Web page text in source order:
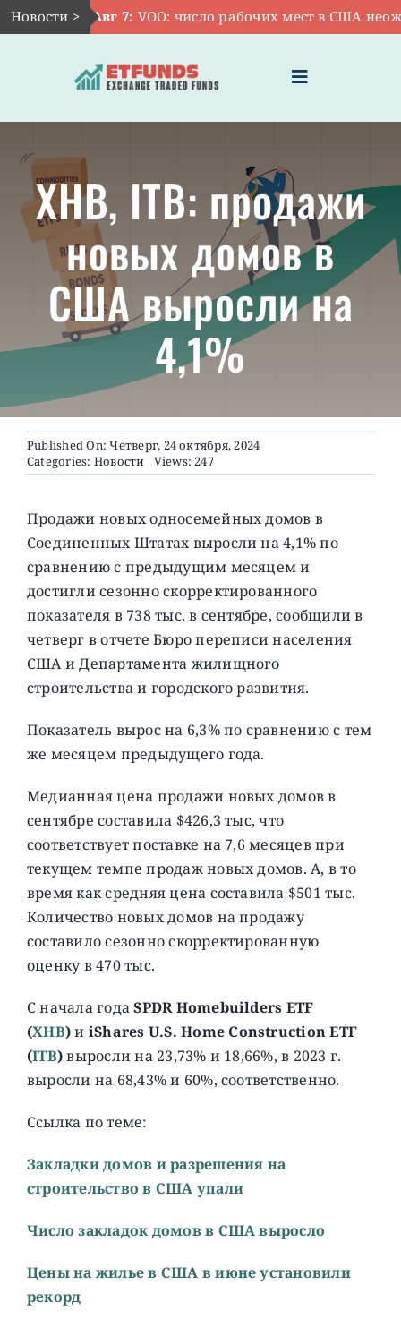
Skip
to
Новости >Авг 7: VOO: число рабочих мест в США
Toggle
Navigation
ГЛАВНАЯ
ЧТО ТАКОЕ ETF
ИНВЕСТИЦИИ В ETF
ТЕМАТИЧЕСКИЕ ETF
АКТУАЛЬНЫЕ
О ПРОЕКТЕ
XHB, ITB: продажи
новых домов в
США выросли на
4,1%
Published On: Четверг, 24 октября, 2024
Categories: Новости Views: 247
Продажи новых односемейных домов в
Соединенных Штатах выросли на 4,1% по
сравнению с предыдущим месяцем и
достигли сезонно скорректированного
показателя в 738 тыс. в сентябре, сообщили в
четверг в отчете Бюро переписи населения
США и Департамента жилищного
строительства и городского развития.
Показатель вырос на 6,3% по сравнению с тем
же месяцем предыдущего года.
Медианная цена продажи новых домов в
сентябре составила $426,3 тыс, что
соответствует поставке на 7,6 месяцев при
текущем темпе продаж новых домов. А, в то
время как средняя цена составила $501 тыс.
Количество новых домов на продажу
составило сезонно скорректированную
оценку в 470 тыс.
С начала годаSPDR Homebuilders ETF
(XHB)и iShares U.S. Home Construction ETF
(ITB)выросли на 23,73% и 18,66%, в 2023 г.
выросли на 68,43% и 60%, соответственно.
Ссылка по теме:
Закладки домов и разрешения на
строительство в США упали
Число закладок домов в США выросло
Цены на жилье в США в июне установили
рекорд